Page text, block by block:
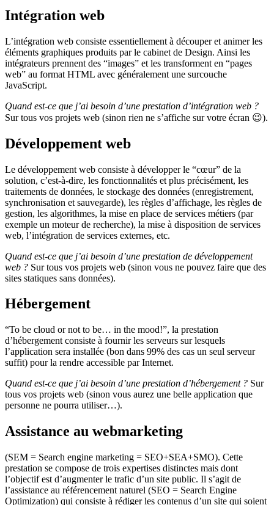
Intégration web
L’intégration web consiste essentiellement à découper et animer les
éléments graphiques produits par le cabinet de Design. Ainsi les
intégrateurs prennent des “images” et les transforment en “pages
web” au format HTML avec généralement une surcouche
JavaScript.
Quand est-ce que j’ai besoin d’une prestation d’intégration web ?
Sur tous vos projets web (sinon rien ne s’affiche sur votre écran 😉).
Développement web
Le développement web consiste à développer le “cœur” de la
solution, c’est-à-dire, les fonctionnalités et plus précisément, les
traitements de données, le stockage des données (enregistrement,
synchronisation et sauvegarde), les règles d’affichage, les règles de
gestion, les algorithmes, la mise en place de services métiers (par
exemple un moteur de recherche), la mise à disposition de services
web, l’intégration de services externes, etc.
Quand est-ce que j’ai besoin d’une prestation de développement
web ? Sur tous vos projets web (sinon vous ne pouvez faire que des
sites statiques sans données).
Hébergement
“To be cloud or not to be… in the mood!”, la prestation
d’hébergement consiste à fournir les serveurs sur lesquels
l’application sera installée (bon dans 99% des cas un seul serveur
suffit) pour la rendre accessible par Internet.
Quand est-ce que j’ai besoin d’une prestation d’hébergement ? Sur
tous vos projets web (sinon vous aurez une belle application que
personne ne pourra utiliser…).
Assistance au webmarketing
(SEM = Search engine marketing = SEO+SEA+SMO). Cette
prestation se compose de trois expertises distinctes mais dont
l’objectif est d’augmenter le trafic d’un site public. Il s’agit de
l’assistance au référencement naturel (SEO = Search Engine
Optimization) qui consiste à rédiger les contenus d’un site qui soient